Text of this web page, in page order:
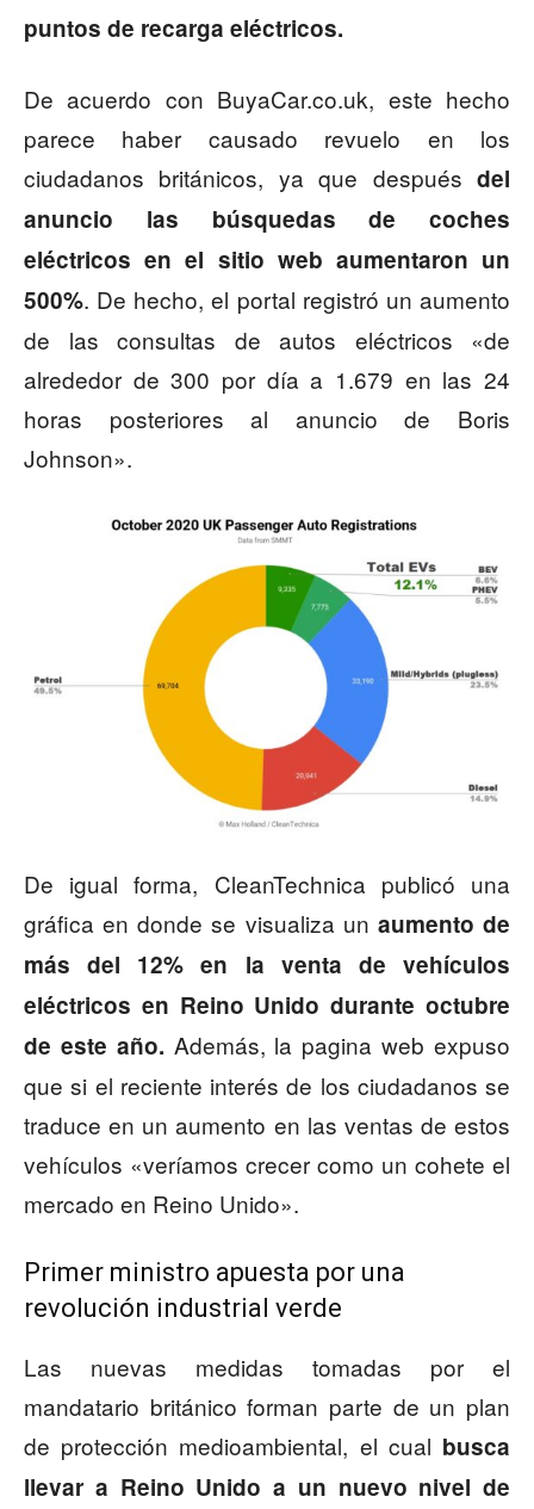
puntos de recarga eléctricos.
De acuerdo con BuyaCar.co.uk, este hecho
parece haber causado revuelo en los
ciudadanos británicos, ya que después del
anuncio las búsquedas de coches
eléctricos en el sitio web aumentaron un
500%. De hecho, el portal registró un aumento
de las consultas de autos eléctricos «de
alrededor de 300 por día a 1.679 en las 24
horas posteriores al anuncio de Boris
Johnson».
De igual forma, CleanTechnica publicó una
gráfica en donde se visualiza un aumento de
más del 12% en la venta de vehículos
eléctricos en Reino Unido durante octubre
de este año. Además, la pagina web expuso
que si el reciente interés de los ciudadanos se
traduce en un aumento en las ventas de estos
vehículos «veríamos crecer como un cohete el
mercado en Reino Unido».
Primer ministro apuesta por una
revolución industrial verde
Las nuevas medidas tomadas por el
mandatario británico forman parte de un plan
de protección medioambiental, el cual busca
llevar a Reino Unido a un nuevo nivel de